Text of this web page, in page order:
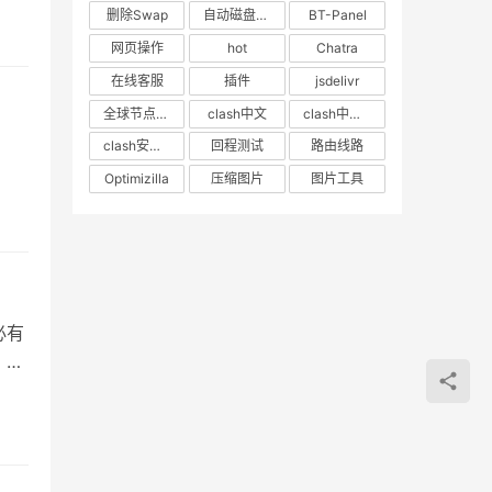
有
删除Swap 自动磁盘挂载
BT-Panel
网页操作
hot
Chatra
在线客服
插件
jsdelivr
全球节点CDN
clash中文
clash中文教程
clash安卓教程
回程测试
路由线路
Optimizilla
压缩图片 图片工具